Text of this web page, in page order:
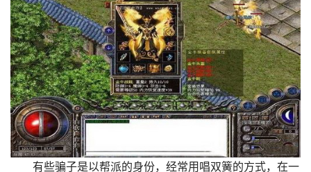
有些骗子是以帮派的身份，经常用唱双簧的方式，在一